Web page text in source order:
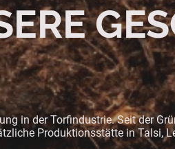
in der Torfindustrie. Seit der
Produktionsstätte in Talsi,